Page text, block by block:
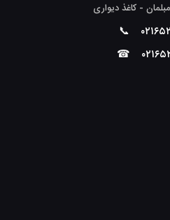
- کاغذ دیواری
📞
☎